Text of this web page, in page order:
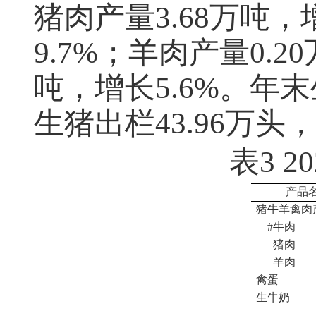
猪肉产量3.68万吨，
9.7% ；羊肉产量0.20
吨，增长5.6%。年
生猪出栏43.96万头
表3
产品
猪牛羊禽肉
#牛肉
猪肉
羊肉
禽蛋
生牛奶